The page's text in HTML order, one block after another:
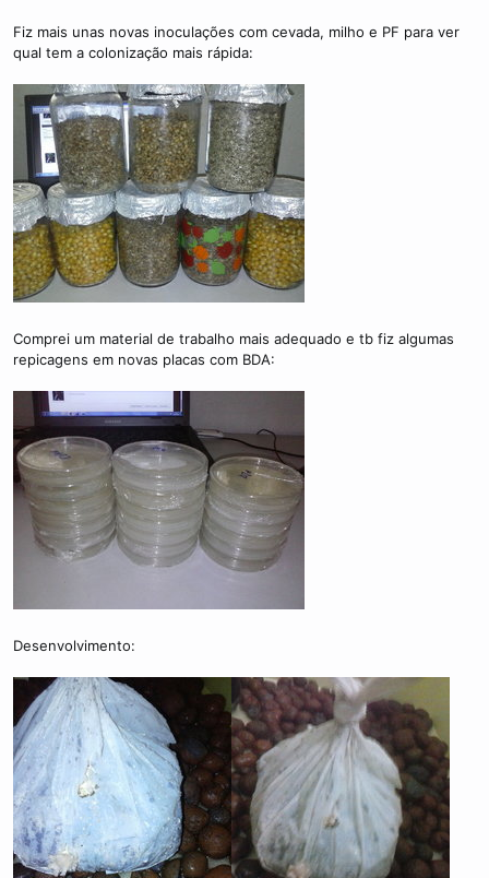
Fiz mais unas novas inoculações com cevada, milho e PF para ver
qual tem a colonização mais rápida:
Comprei um material de trabalho mais adequado e tb fiz algumas
repicagens em novas placas com BDA:
Desenvolvimento: